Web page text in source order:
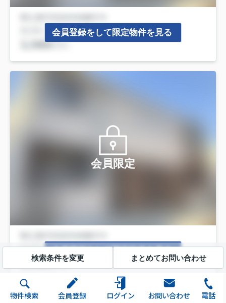
会員登録をして限定物件を見る
会員限定
会員登録をして限定物件を見る
阪急神戸本線の掲載物件の価格相場
検索条件を変更 まとめてお問い合わせ
物件検索 会員登録 ログイン お問い合わせ 電話